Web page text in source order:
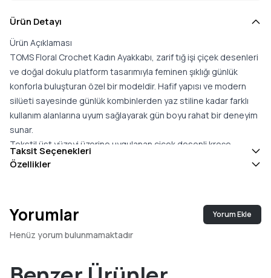
Ürün Detayı
Ürün Açıklaması
TOMS Floral Crochet Kadın Ayakkabı, zarif tığ işi çiçek desenleri
ve doğal dokulu platform tasarımıyla feminen şıklığı günlük
konforla buluşturan özel bir modeldir. Hafif yapısı ve modern
silüeti sayesinde günlük kombinlerden yaz stiline kadar farklı
kullanım alanlarına uyum sağlayarak gün boyu rahat bir deneyim
sunar.
Tekstil üst yüzeyi üzerine uygulanan çiçek desenli kroşe
kaplama, modele el işçiliğini andıran estetik bir görünüm
alan yumuşak dolgu ise ayağı nazikçe destekleyerek uzun süreli
kullanımlarda konfor hissini artırır.
Modelin içerisinde bulunan çıkarılabilir CloudBound™ tabanlık,
yapısını destekleyerek gün boyu yumuşak basış hissi ve üstün
konfor sunar. Çıkarılabilir yapısı sayesinde kişisel kullanım
Taksit Seçenekleri
Özellikler
Yorumlar Yorum Ekle
Henüz yorum bulunmamaktadır